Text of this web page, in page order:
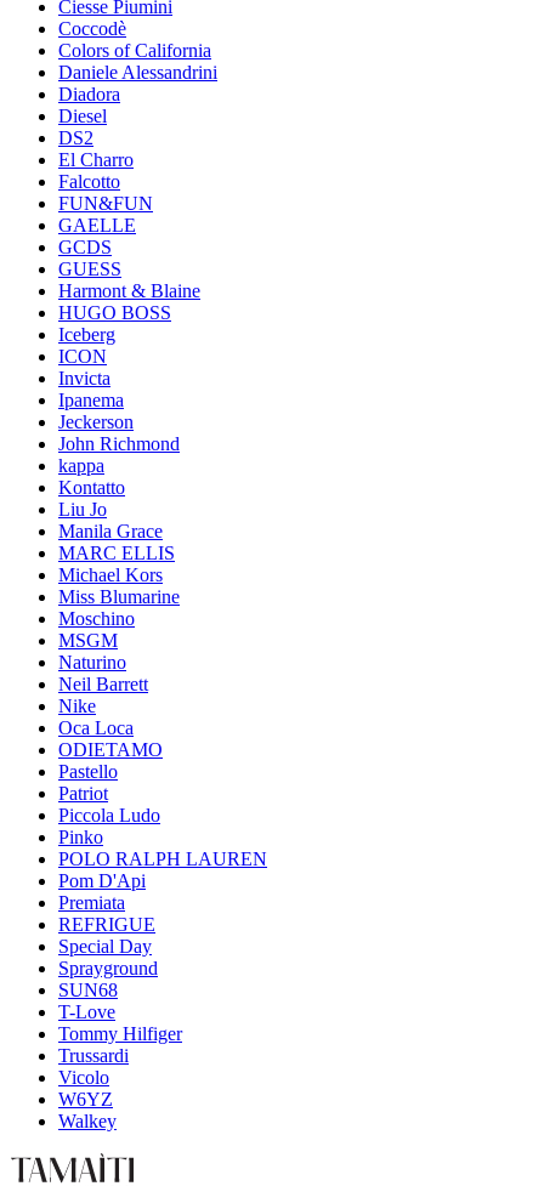
Ciesse Piumini
Coccodè
Colors of California
Daniele Alessandrini
Diadora
Diesel
DS2
El Charro
Falcotto
FUN&FUN
GAELLE
GCDS
GUESS
Harmont & Blaine
HUGO BOSS
Iceberg
ICON
Invicta
Ipanema
Jeckerson
John Richmond
kappa
Kontatto
Liu Jo
Manila Grace
MARC ELLIS
Michael Kors
Miss Blumarine
Moschino
MSGM
Naturino
Neil Barrett
Nike
Oca Loca
ODIETAMO
Pastello
Patriot
Piccola Ludo
Pinko
POLO RALPH LAUREN
Pom D'Api
Premiata
REFRIGUE
Special Day
Sprayground
SUN68
T-Love
Tommy Hilfiger
Trussardi
Vicolo
W6YZ
Walkey